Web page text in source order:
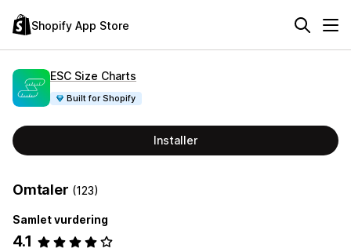
Shopify App Store
ESC Size Charts
Built for Shopify
Installer
Omtaler (123)
Samlet vurdering
4.1